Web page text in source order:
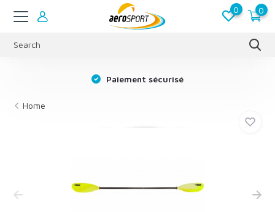
0 0
Paiement sécurisé
Home